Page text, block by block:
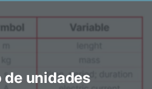
de unidades